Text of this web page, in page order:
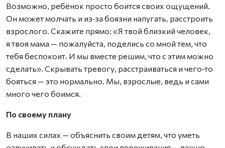
Возможно, ребёнок просто боится своих ощущений.
Он может молчать и из‑за боязни напугать, расстроить
взрослого. Скажите прямо: «Я твой близкий человек,
я твоя мама — пожалуйста, поделись со мной тем, что
тебя беспокоит. И мы вместе решим, что с этим можно
сделать». Скрывать тревогу, расстраиваться и чего‑то
бояться — это нормально. Мы, взрослые, ведь и сами
много чего боимся.
По своему плану
В наших силах — объяснить своим детям, что уметь